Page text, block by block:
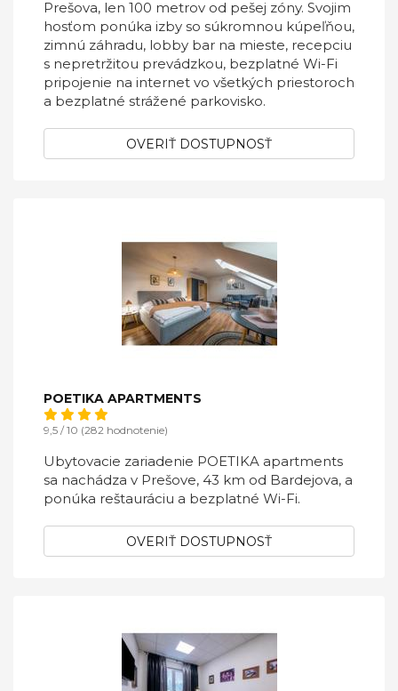
Prešova, len 100 metrov od pešej zóny. Svojim
hosťom ponúka izby so súkromnou kúpeľňou,
zimnú záhradu, lobby bar na mieste, recepciu
s nepretržitou prevádzkou, bezplatné Wi-Fi
pripojenie na internet vo všetkých priestoroch
a bezplatné strážené parkovisko.
OVERIŤ DOSTUPNOSŤ
POETIKA APARTMENTS
9,5 / 10 (282 hodnotenie)
Ubytovacie zariadenie POETIKA apartments
sa nachádza v Prešove, 43 km od Bardejova, a
ponúka reštauráciu a bezplatné Wi-Fi.
OVERIŤ DOSTUPNOSŤ